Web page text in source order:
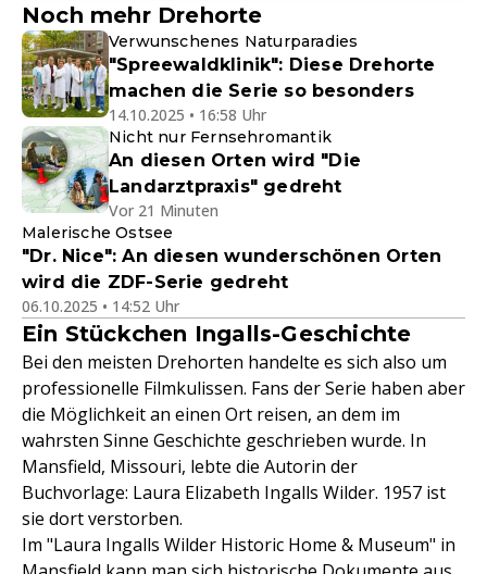
Noch mehr Drehorte
Verwunschenes Naturparadies
"Spreewaldklinik": Diese Drehorte
machen die Serie so besonders
14.10.2025 • 16:58 Uhr
Nicht nur Fernsehromantik
An diesen Orten wird "Die
Landarztpraxis" gedreht
Vor 21 Minuten
Malerische Ostsee
"Dr. Nice": An diesen wunderschönen Orten
wird die ZDF-Serie gedreht
06.10.2025 • 14:52 Uhr
Ein Stückchen Ingalls-Geschichte
Bei den meisten Drehorten handelte es sich also um
professionelle Filmkulissen. Fans der Serie haben aber
die Möglichkeit an einen Ort reisen, an dem im
wahrsten Sinne Geschichte geschrieben wurde. In
Mansfield, Missouri, lebte die Autorin der
Buchvorlage: Laura Elizabeth Ingalls Wilder. 1957 ist
sie dort verstorben.
Im "Laura Ingalls Wilder Historic Home & Museum" in